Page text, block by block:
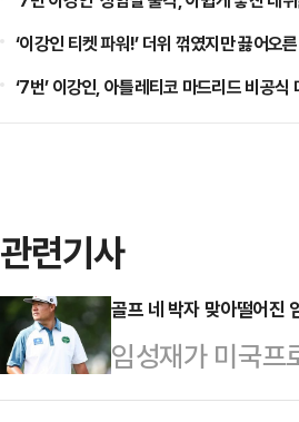
‘이강인 티켓 파워!’ 더위 꺾였지만 끓어오
‘7번’ 이강인, 아틀레티코 마드리드 비공식
관련기사
골프 네 박자 맞아떨어진
임성재가 미국
관리 능력을 선